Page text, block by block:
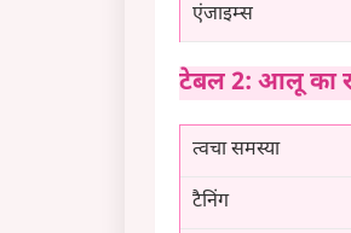
एंजाइम्स
टेबल 2: आलू का
त्वचा समस्या
टैनिंग